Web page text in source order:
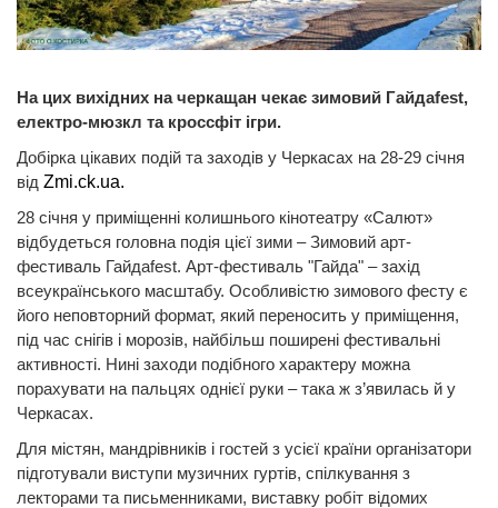
На цих вихідних на черкащан чекає зимовий Гайдаfest,
електро-мюзкл та кроссфіт ігри.
Добірка цікавих подій та заходів у Черкасах на 28-29 січня
від Zmi.ck.ua.
28 січня у приміщенні колишнього кінотеатру «Салют»
відбудеться головна подія цієї зими – Зимовий арт-
фестиваль Гайдаfest. Арт-фестиваль "Гайда" – захід
всеукраїнського масштабу. Особливістю зимового фесту є
його неповторний формат, який переносить у приміщення,
під час снігів і морозів, найбільш поширені фестивальні
активності. Нині заходи подібного характеру можна
порахувати на пальцях однієї руки – така ж з’явилась й у
Черкасах.
Для містян, мандрівників і гостей з усієї країни організатори
підготували виступи музичних гуртів, спілкування з
лекторами та письменниками, виставку робіт відомих